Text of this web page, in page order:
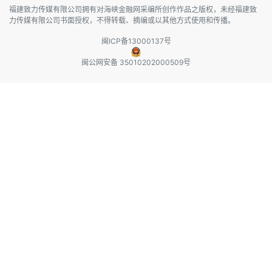
福建致力传媒有限公司拥有对海峡金融网采编所创作作品之版权，未经福建致
力传媒有限公司书面授权，不得转载、摘编或以其他方式使用和传播。
闽ICP备13000137号
闽公网安备 35010202000509号